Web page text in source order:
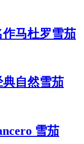
马杜罗雪茄
自然雪茄
雪茄